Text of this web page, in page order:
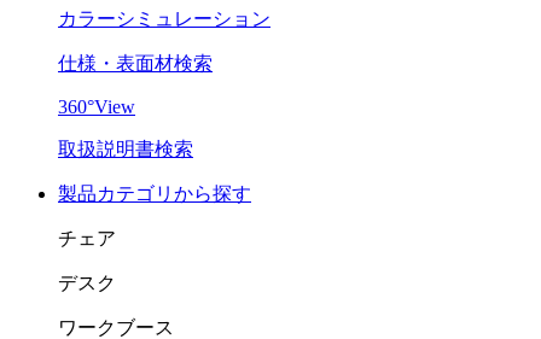
カラーシミュレーション
仕様・表面材検索
360°View
取扱説明書検索
製品カテゴリから探す
チェア
デスク
ワークブース